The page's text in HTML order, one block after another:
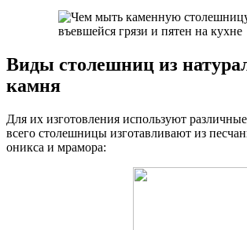
Виды столешниц из
камня
Для их изготовления используют
всего столешницы изготавливают из
оникса и мрамора: